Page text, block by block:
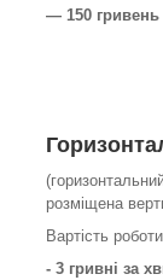
— 150 гривень
розміщена
Вартість
- 3 гривні за